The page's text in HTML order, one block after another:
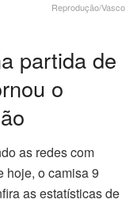
Reprodução/Vasco
partida de
o
as redes com
hoje, o camisa 9
as estatísticas de